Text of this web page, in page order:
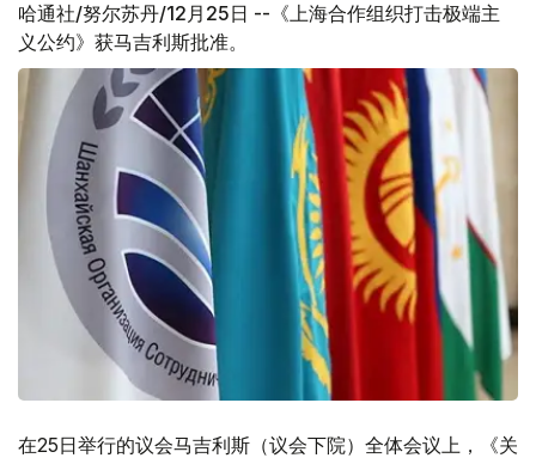
哈通社/努尔苏丹/12月25日 --《上海合作组织打击极端主
义公约》获马吉利斯批准。
在25日举行的议会马吉利斯（议会下院）全体会议上，《关